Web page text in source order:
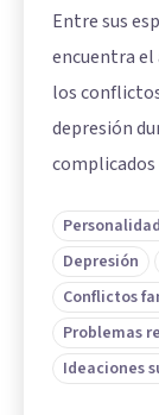
Entre sus
encuentra el
los
depresión
complicados
Depresión
Conflictos
Problemas
Ideaciones